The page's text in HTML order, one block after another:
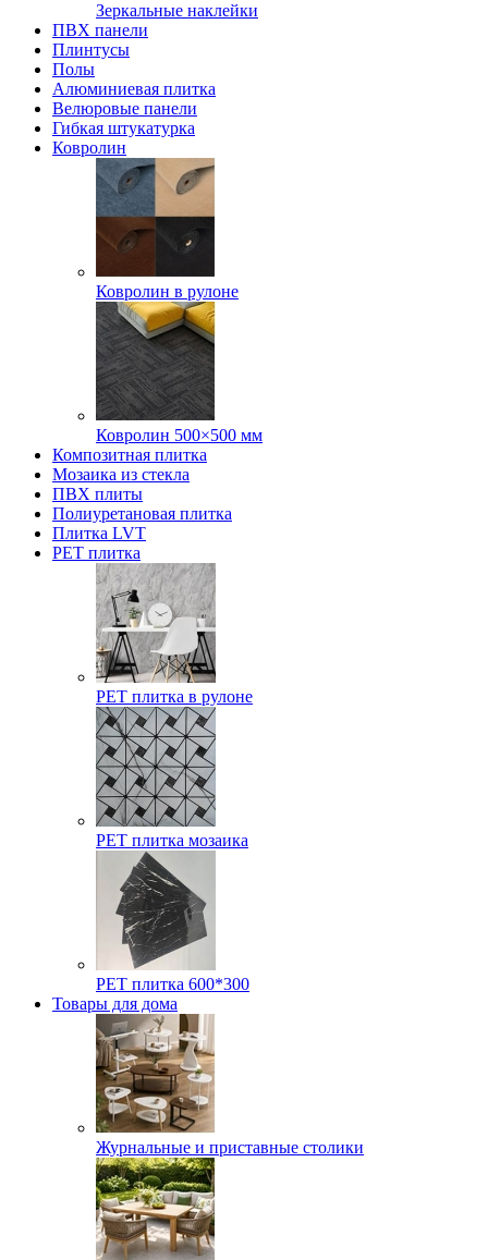
Зеркальные наклейки
ПВХ панели
Плинтусы
Полы
Алюминиевая плитка
Велюровые панели
Гибкая штукатурка
Ковролин
Ковролин в рулоне
Ковролин 500×500 мм
Композитная плитка
Мозаика из стекла
ПВХ плиты
Полиуретановая плитка
Плитка LVT
РЕТ плитка
РЕТ плитка в рулоне
РЕТ плитка мозаика
РЕТ плитка 600*300
Товары для дома
Журнальные и приставные столики